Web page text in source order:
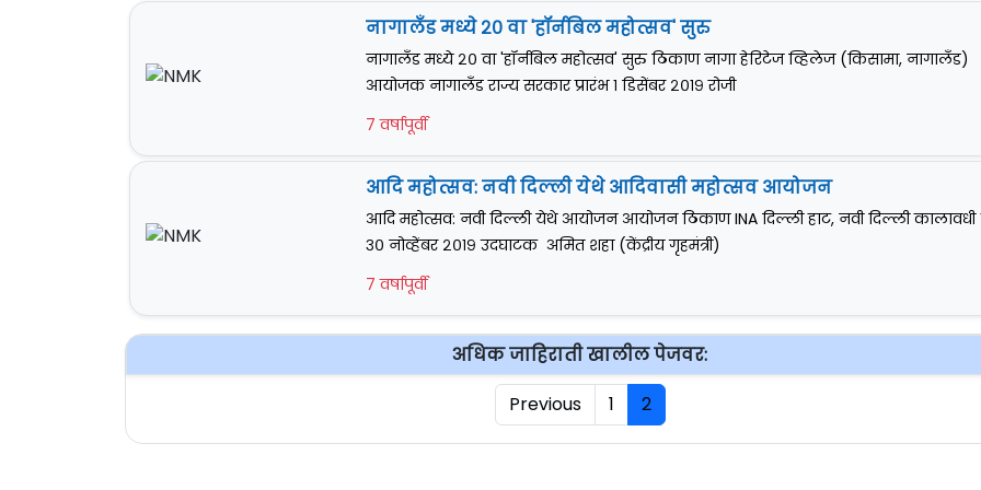
नागालँड मध्ये २० वा 'हॉर्नबिल महोत्सव' सुरु
नागालँड मध्ये २० वा 'हॉर्नबिल महोत्सव' सुरु ठिकाण नागा हेरिटेज व्हिलेज (किसामा, नागालँड)
आयोजक नागालँड राज्य सरकार प्रारंभ १ डिसेंबर २०१९ रोजी
7 वर्षापूर्वी
आदि महोत्सव: नवी दिल्ली येथे आदिवासी महोत्सव आयोजन
आदि महोत्सव: नवी दिल्ली येथे आयोजन आयोजन ठिकाण INA दिल्ली हाट, नवी दिल्ली कालावधी
३० नोव्हेंबर २०१९ उदघाटक अमित शहा (केंद्रीय गृहमंत्री)
7 वर्षापूर्वी
अधिक जाहिराती खालील पेजवर:
Previous
1 2